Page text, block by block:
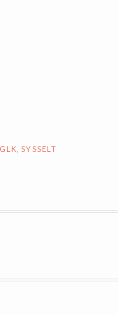
GLK SYSSELT